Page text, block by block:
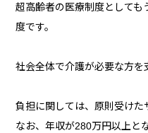
超高齢者の医療制度としても
度です。
社会全体で介護が必要な方を
負担に関しては、原則受けた
なお、年収が280万円以上と